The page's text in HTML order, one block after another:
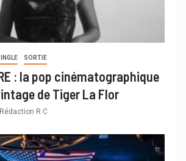
SORTIE
: la pop cinématographique
de Tiger La Flor
Rédaction R C